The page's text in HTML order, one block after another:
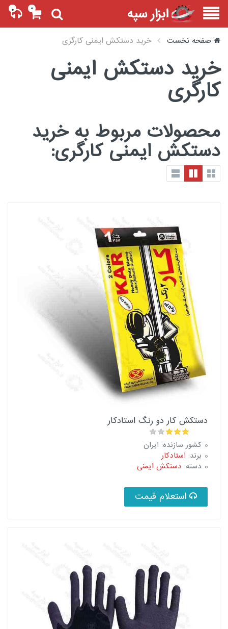
۰ ۰
صفحه نخست خرید دستکش ایمنی کارگری
خرید دستکش ایمنی
کارگری
محصولات مربوط به خرید
دستکش ایمنی کارگری:
دستکش کار دو رنگ استادکار
کشور سازنده: ایران
برند: استادکار
دسته: دستکش ایمنی
استعلام قیمت